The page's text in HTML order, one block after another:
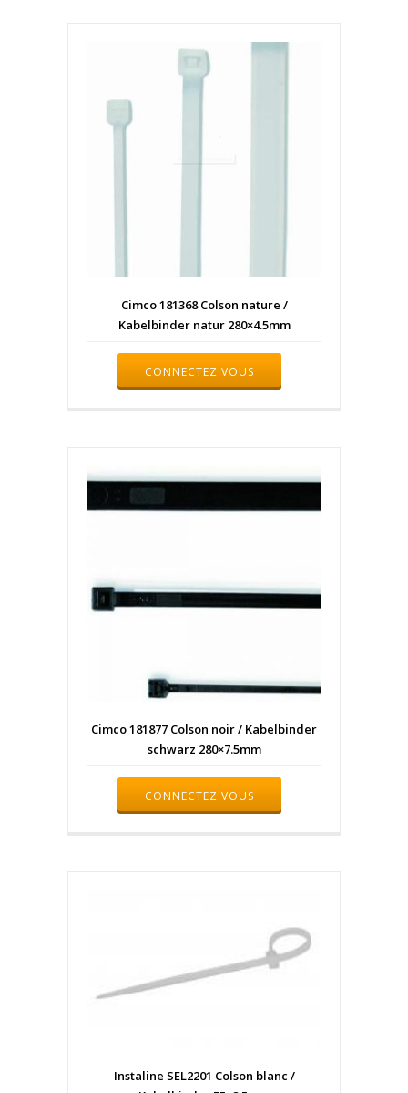
Cimco 181368 Colson nature /
Kabelbinder natur 280×4.5mm
CONNECTEZ VOUS
Cimco 181877 Colson noir / Kabelbinder
schwarz 280×7.5mm
CONNECTEZ VOUS
Instaline SEL2201 Colson blanc /